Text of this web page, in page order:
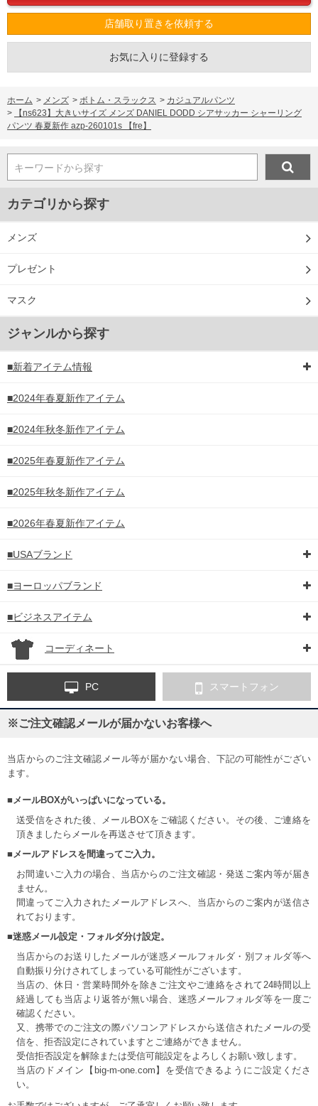
店舗取り置きを依頼する
お気に入りに登録する
ホーム > メンズ > ボトム・スラックス > カジュアルパンツ
>
【ns623】大きいサイズ メンズ DANIEL DODD シアサッカー シャーリング
パンツ 春夏新作 azp-260101s 【fre】
キーワードから探す
カテゴリから探す
メンズ
プレゼント
マスク
ジャンルから探す
■新着アイテム情報
■2024年春夏新作アイテム
■2024年秋冬新作アイテム
■2025年春夏新作アイテム
■2025年秋冬新作アイテム
■2026年春夏新作アイテム
■USAブランド
■ヨーロッパブランド
■ビジネスアイテム
コーディネート
PC スマートフォン
※ご注文確認メールが届かないお客様へ
当店からのご注文確認メール等が届かない場合、下記の可能性がござい
ます。
■メールBOXがいっぱいになっている。
送受信をされた後、メールBOXをご確認ください。その後、ご連絡を
頂きましたらメールを再送させて頂きます。
■メールアドレスを間違ってご入力。
お間違いご入力の場合、当店からのご注文確認・発送ご案内等が届き
ません。
間違ってご入力されたメールアドレスへ、当店からのご案内が送信さ
れております。
■迷惑メール設定・フォルダ分け設定。
当店からのお送りしたメールが迷惑メールフォルダ・別フォルダ等へ
自動振り分けされてしまっている可能性がございます。
当店の、休日・営業時間外を除きご注文やご連絡をされて24時間以上
経過しても当店より返答が無い場合、迷惑メールフォルダ等を一度ご
確認ください。
又、携帯でのご注文の際パソコンアドレスから送信されたメールの受
信を、拒否設定にされていますとご連絡ができません。
受信拒否設定を解除または受信可能設定をよろしくお願い致します。
当店のドメイン【big-m-one.com】を受信できるようにご設定くださ
い。